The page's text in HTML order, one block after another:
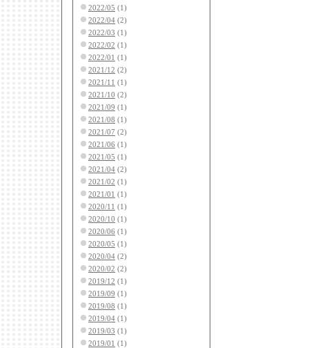
2022/05 (1)
2022/04 (2)
2022/03 (1)
2022/02 (1)
2022/01 (1)
2021/12 (2)
2021/11 (1)
2021/10 (2)
2021/09 (1)
2021/08 (1)
2021/07 (2)
2021/06 (1)
2021/05 (1)
2021/04 (2)
2021/02 (1)
2021/01 (1)
2020/11 (1)
2020/10 (1)
2020/06 (1)
2020/05 (1)
2020/04 (2)
2020/02 (2)
2019/12 (1)
2019/09 (1)
2019/08 (1)
2019/04 (1)
2019/03 (1)
2019/01 (1)